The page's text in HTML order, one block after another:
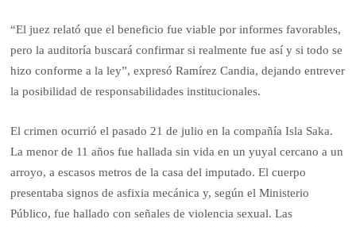
“El juez relató que el beneficio fue viable por informes favorables,
pero la auditoría buscará confirmar si realmente fue así y si todo se
hizo conforme a la ley”, expresó Ramírez Candia, dejando entrever
la posibilidad de responsabilidades institucionales.
El crimen ocurrió el pasado 21 de julio en la compañía Isla Saka.
La menor de 11 años fue hallada sin vida en un yuyal cercano a un
arroyo, a escasos metros de la casa del imputado. El cuerpo
presentaba signos de asfixia mecánica y, según el Ministerio
Público, fue hallado con señales de violencia sexual. Las